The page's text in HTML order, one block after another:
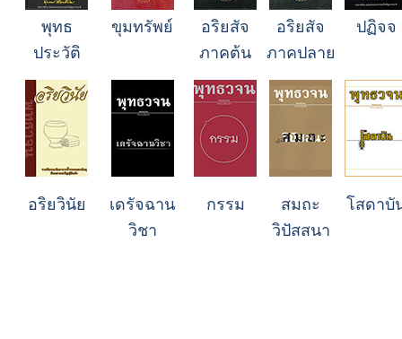
พุทธ
ประวัติ
ขุมทรัพย์
อริยสัจ
ภาคต้น
อริยสัจ
ภาคปลาย
ปฏิจจ
อริยวินัย
เดรัจฉาน
วิชา
กรรม
สมถะ
วิปัสสนา
โสดาบั